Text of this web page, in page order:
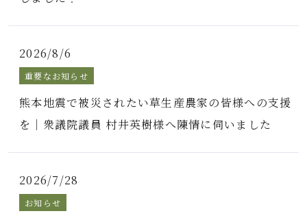
2026/8/6
重要なお知らせ
熊本地震で被災されたい草生産農家の皆様への支援
を｜衆議院議員 村井英樹様へ陳情に伺いました
2026/7/28
お知らせ